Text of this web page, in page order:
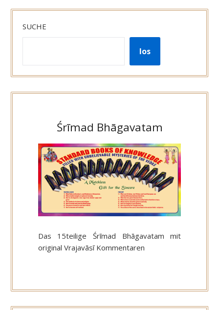
SUCHE
los
Śrīmad Bhāgavatam
Das 15teilige Śrīmad Bhāgavatam mit
original Vrajavāsī Kommentaren